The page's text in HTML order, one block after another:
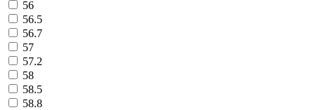
56
56.5
56.7
57
57.2
58
58.5
58.8